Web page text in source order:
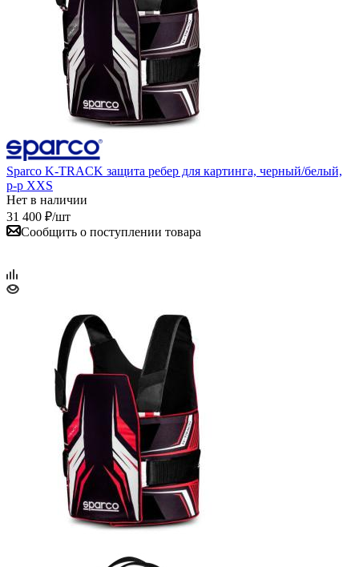
Sparco K-TRACK защита ребер для картинга, черный/белый,
р-р XXS
Нет в наличии
31 400 ₽/шт
Сообщить о поступлении товара